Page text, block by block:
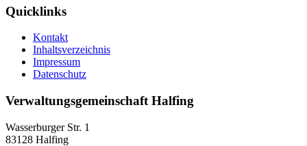
Quicklinks
Kontakt
Inhaltsverzeichnis
Impressum
Datenschutz
Verwaltungsgemeinschaft Halfing
Wasserburger Str. 1
83128 Halfing